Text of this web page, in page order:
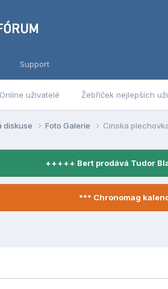
Online uživatelé Žebříček nejlepších
Support
diskuse Foto Galerie Cinska
+++++ Bert prodává Tudor
*** Chronomag